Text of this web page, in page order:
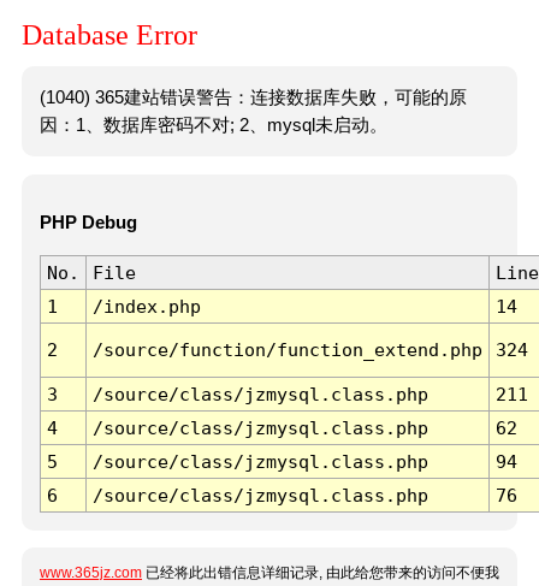
Database Error
(1040) 365建站错误警告：连接数据库失败，可能的原
因：1、数据库密码不对; 2、mysql未启动。
PHP Debug
No. File
Line
1
/index.php 14
2 /source/function/function_extend.php 324
3 /source/class/jzmysql.class.php
211
4
/source/class/jzmysql.class.php
62
5
/source/class/jzmysql.class.php
94
6
/source/class/jzmysql.class.php 76
www.365jz.com 已经将此出错信息详细记录, 由此给您带来的访问不便我